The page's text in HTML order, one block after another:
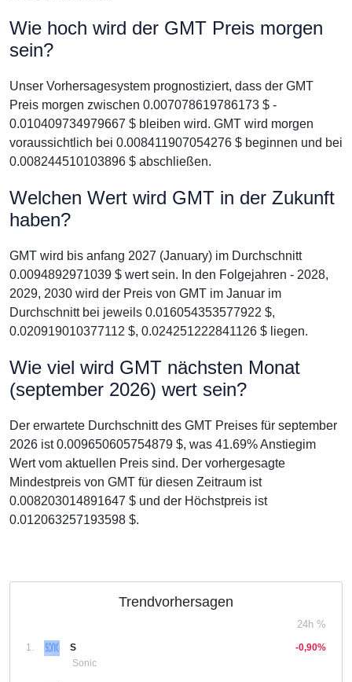
Wie hoch wird der GMT Preis morgen
sein?
Unser Vorhersagesystem prognostiziert, dass der GMT
Preis morgen zwischen 0.007078619786173 $ -
0.010409734979667 $ bleiben wird. GMT wird morgen
voraussichtlich bei 0.008411907054276 $ beginnen und bei
0.008244510103896 $ abschließen.
Welchen Wert wird GMT in der Zukunft
haben?
GMT wird bis anfang 2027 (January) im Durchschnitt
0.0094892971039 $ wert sein. In den Folgejahren - 2028,
2029, 2030 wird der Preis von GMT im Januar im
Durchschnitt bei jeweils 0.016054353577922 $,
0.020919010377112 $, 0.024251222841126 $ liegen.
Wie viel wird GMT nächsten Monat
(september 2026) wert sein?
Der erwartete Durchschnitt des GMT Preises für september
2026 ist 0.009650605754879 $, was 41.69% Anstiegim
Wert vom aktuellen Preis sind. Der vorhergesagte
Mindestpreis von GMT für diesen Zeitraum ist
0.008203014891647 $ und der Höchstpreis ist
0.012063257193598 $.
Trendvorhersagen
24h %
1.
S
Sonic
-0,90%